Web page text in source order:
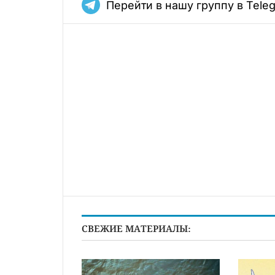
Перейти в нашу группу в
СВЕЖИЕ МАТЕРИАЛЫ: